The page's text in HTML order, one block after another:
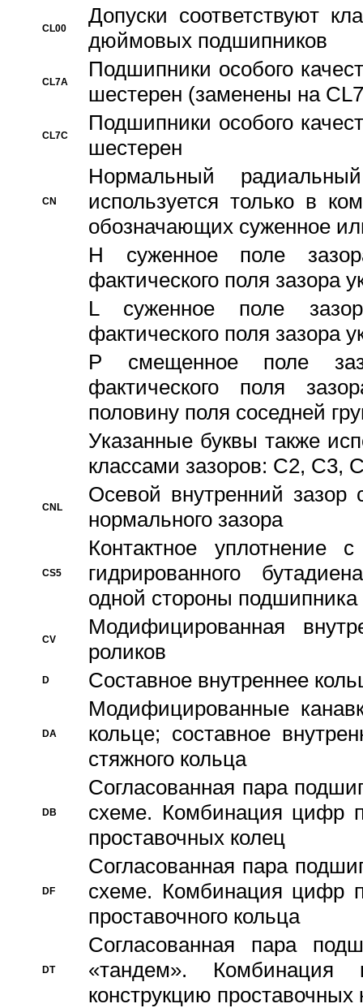
CL00
Допуски соответствуют
дюймовых подшипников
CL7A
Подшипники особого
шестерен (заменены на
CL7C
Подшипники особого
шестерен
CN
Hормальный
используется только в
обозначающих суженное
H суженное поле
фактического поля зазора
L суженное поле
фактического поля зазора
P смещенное поле
фактического поля
половину поля соседней
Указанные буквы также
классами зазоров: С2,
CNL
Осевой внутренний зазор
нормального зазора
CS5
Контактное уплотнение
гидрированного
одной стороны подшипника
CV
Модифицированная
роликов
D Составное внутреннее
DA
Модифицированные
кольце; составное
стяжного кольца
DB
Согласованная пара
схеме. Комбинация цифр
проставочных колец
DF
Согласованная пара
схеме. Комбинация цифр
проставочного кольца
DT
Согласованная пара
«тандем».
конструкцию проставочных